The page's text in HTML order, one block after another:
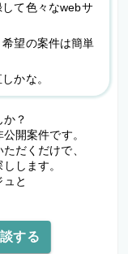
て色々なwebサ
望の案件は簡単
かな。
？
開案件です。
だくだけで、
します。
と
する